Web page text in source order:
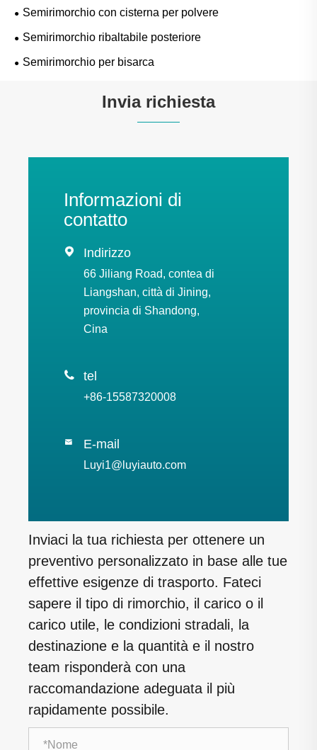
Semirimorchio con cisterna per polvere
Semirimorchio ribaltabile posteriore
Semirimorchio per bisarca
Invia richiesta
Informazioni di
contatto
 Indirizzo
66 Jiliang Road, contea di
Liangshan, città di Jining,
provincia di Shandong,
Cina
 tel
+86-15587320008
 E-mail
Luyi1@luyiauto.com
Inviaci la tua richiesta per ottenere un
preventivo personalizzato in base alle tue
effettive esigenze di trasporto. Fateci
sapere il tipo di rimorchio, il carico o il
carico utile, le condizioni stradali, la
destinazione e la quantità e il nostro
team risponderà con una
raccomandazione adeguata il più
rapidamente possibile.